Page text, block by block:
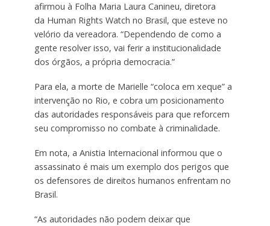
afirmou à Folha Maria Laura Canineu, diretora
da Human Rights Watch no Brasil, que esteve no
velório da vereadora. “Dependendo de como a
gente resolver isso, vai ferir a institucionalidade
dos órgãos, a própria democracia.”
Para ela, a morte de Marielle “coloca em xeque” a
intervenção no Rio, e cobra um posicionamento
das autoridades responsáveis para que reforcem
seu compromisso no combate à criminalidade.
Em nota, a Anistia Internacional informou que o
assassinato é mais um exemplo dos perigos que
os defensores de direitos humanos enfrentam no
Brasil.
“As autoridades não podem deixar que